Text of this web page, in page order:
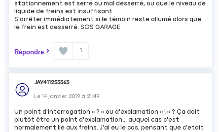
stationnement est serré ou mal desserré, ou que le niveau de
liquide de freins est insuffisant.
S'arrêter immédiatement si le témoin reste allumé alors que
le frein est desserré. SOS GARAGE
Répondre 1
JAY411253363
Le14 janvier 2019 à 21:49
Un point d'interrogation « ? » ou d'exclamation « ! » ? Ça doit
plutôt être un point d'exclamation... auquel cas c'est
normalement lié aux freins. J'ai eu le cas, pensant que c'etait